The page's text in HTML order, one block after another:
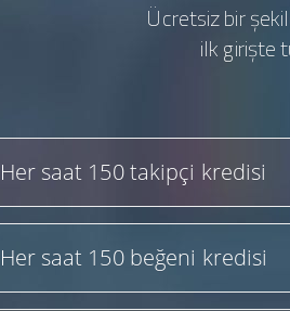
Ücretsiz bir
ilk girişte
Her saat 150 takipçi kredisi
Her saat 150 beğeni kredisi